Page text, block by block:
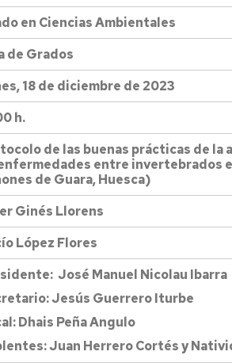
centros
Proyección
Semana
San
Alberto
en Ciencias Ambientales
de Grados
18 de diciembre de 2023
h.
de las buenas prácticas de
entre invertebrados
de Guara, Huesca)
Ginés Llorens
López Flores
José Manuel Nicolau Ibarra
Jesús Guerrero Iturbe
Dhais Peña Angulo
Juan Herrero Cortés y